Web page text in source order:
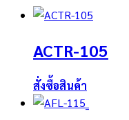
ACTR-105
สั่งซื้อสินค้า